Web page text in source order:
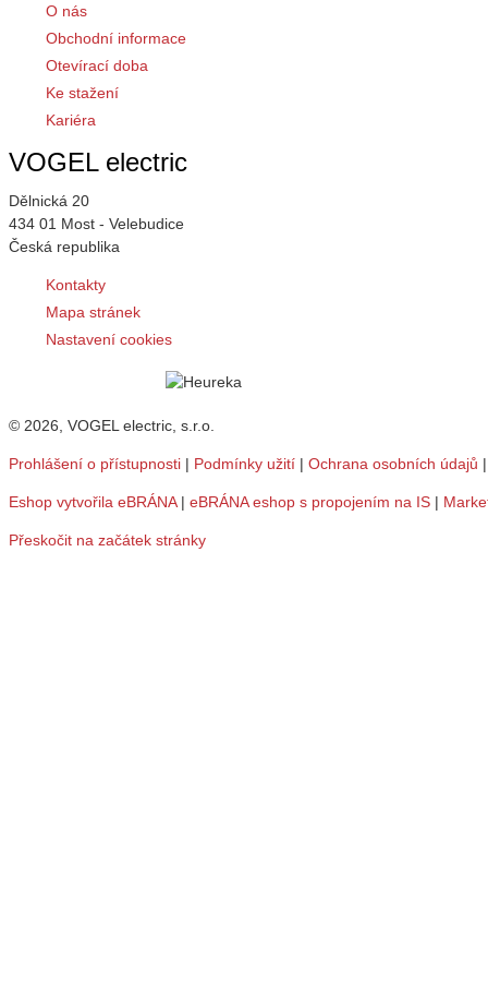
O nás
Obchodní informace
Otevírací doba
Ke stažení
Kariéra
VOGEL electric
Dělnická 20
434 01 Most - Velebudice
Česká republika
Kontakty
Mapa stránek
Nastavení cookies
© 2026, VOGEL electric, s.r.o.
Prohlášení o přístupnosti | Podmínky užití | Ochrana osobních údajů
Eshop vytvořila eBRÁNA| eBRÁNA eshop s propojením na IS |
Přeskočit na začátek stránky